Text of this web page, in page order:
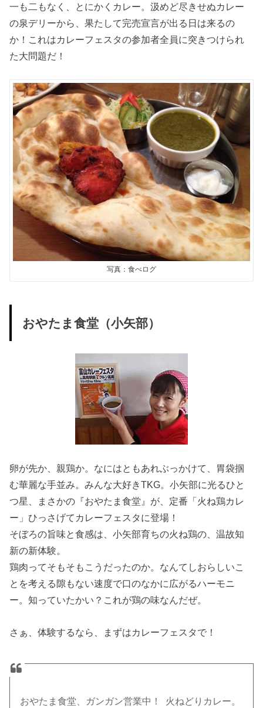
一も二もなく、とにかくカレー。汲めど尽きせぬカレー
の泉デリーから、果たして完売宣言が出る日は来るの
か！これはカレーフェスタの参加者全員に突きつけられ
た大問題だ！
写真：食べログ
おやたま食堂（小矢部）
卵が先か、親鶏か。なにはともあれぶっかけて、胃袋掴
む華麗な手並み。みんな大好きTKG。小矢部に光るひと
つ星、まさかの『おやたま食堂』が、定番「火ね鶏カレ
ー」ひっさげてカレーフェスタに登場！
そぼろの旨味と食感は、小矢部育ちの火ね鶏の、温故知
新の新体験。
鶏肉ってそもそもこうだったのか。なんてしおらしいこ
とを考える隙もない速度で口のなかに広がるハーモニ
ー。知っていたかい？これが鶏の味なんだぜ。
さぁ、体験するなら、まずはカレーフェスタで！
おやたま食堂、ガンガン営業中！ 火ねどりカレー。